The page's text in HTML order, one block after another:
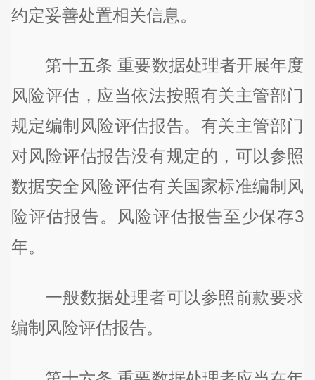
约定妥善处置相关信息。
第十五条 重要数据处理者开展年度
风险评估，应当依法按照有关主管部门
规定编制风险评估报告。有关主管部门
对风险评估报告没有规定的，可以参照
数据安全风险评估有关国家标准编制风
险评估报告。风险评估报告至少保存3
年。
一般数据处理者可以参照前款要求
编制风险评估报告。